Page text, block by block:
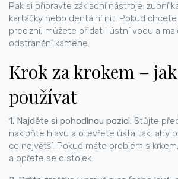
Pak si připravte základní nástroje: zubní
kartáčky nebo dentální nit. Pokud
precizní, můžete přidat i ústní vodu a
odstranění kamene.
Krok za krokem –
používat
1. Najděte si pohodlnou pozici. Stůjte
nakloňte hlavu a otevřete ústa tak, aby
co největší. Pokud máte problém s
a opřete se o stolek.